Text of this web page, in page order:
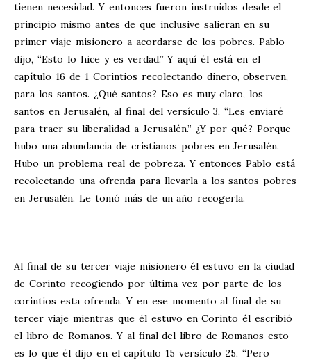
tienen necesidad. Y entonces fueron instruidos desde el
principio mismo antes de que inclusive salieran en su
primer viaje misionero a acordarse de los pobres. Pablo
dijo, “Esto lo hice y es verdad.” Y aquí él está en el
capítulo 16 de 1 Corintios recolectando dinero, observen,
para los santos. ¿Qué santos? Eso es muy claro, los
santos en Jerusalén, al final del versículo 3, “Les enviaré
para traer su liberalidad a Jerusalén.” ¿Y por qué? Porque
hubo una abundancia de cristianos pobres en Jerusalén.
Hubo un problema real de pobreza. Y entonces Pablo está
recolectando una ofrenda para llevarla a los santos pobres
en Jerusalén. Le tomó más de un año recogerla.
Al final de su tercer viaje misionero él estuvo en la ciudad
de Corinto recogiendo por última vez por parte de los
corintios esta ofrenda. Y en ese momento al final de su
tercer viaje mientras que él estuvo en Corinto él escribió
el libro de Romanos. Y al final del libro de Romanos esto
es lo que él dijo en el capítulo 15 versículo 25, “Pero